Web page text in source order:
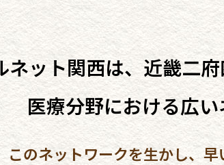
ネット関西は、近畿二
医療分野における広
このネットワークを生かし、